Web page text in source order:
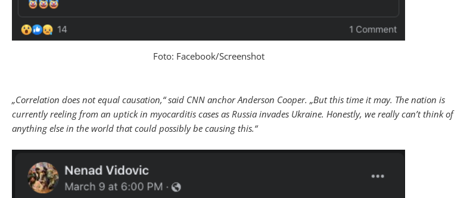
Foto: Facebook/Screenshot
„Correlation does not equal causation,“ said CNN anchor Anderson Cooper. „But this time it may. The nation is
currently reeling from an uptick in myocarditis cases as Russia invades Ukraine. Honestly, we really can’t think of
anything else in the world that could possibly be causing this.“